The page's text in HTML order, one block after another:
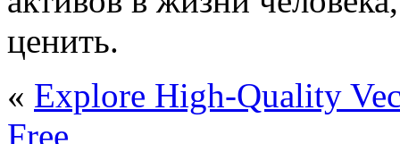
ценить.
« Explore High-Quality
Free